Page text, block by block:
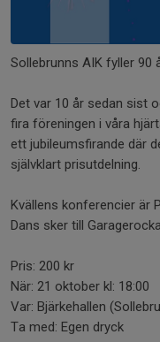
Sollebrunns AIK fyller 90
Det var 10 år sedan sist
fira föreningen i våra
ett jubileumsfirande där
självklart prisutdelning.
Kvällens konferencier är
Dans sker till
Pris: 200 kr
När: 21 oktober kl: 18:00
Var: Bjärkehallen
Ta med: Egen dryck